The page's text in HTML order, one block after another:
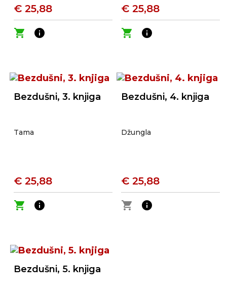
€ 25,88
shopping_cart
info
€ 25,88
shopping_cart
info
Bezdušni, 3. knjiga
Tama
€ 25,88
shopping_cart
info
Bezdušni, 4. knjiga
Džungla
€ 25,88
shopping_cart
info
Bezdušni, 5. knjiga